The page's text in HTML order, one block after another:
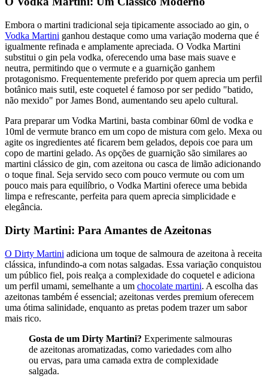
Embora o martini tradicional seja tipicamente associado ao gin, o
Vodka Martini ganhou destaque como uma variação moderna que é
igualmente refinada e amplamente apreciada. O Vodka Martini
substitui o gin pela vodka, oferecendo uma base mais suave e
neutra, permitindo que o vermute e a guarnição ganhem
protagonismo. Frequentemente preferido por quem aprecia um perfil
botânico mais sutil, este coquetel é famoso por ser pedido "batido,
não mexido" por James Bond, aumentando seu apelo cultural.
Para preparar um Vodka Martini, basta combinar 60ml de vodka e
10ml de vermute branco em um copo de mistura com gelo. Mexa ou
agite os ingredientes até ficarem bem gelados, depois coe para um
copo de martini gelado. As opções de guarnição são similares ao
martini clássico de gin, com azeitona ou casca de limão adicionando
o toque final. Seja servido seco com pouco vermute ou com um
pouco mais para equilíbrio, o Vodka Martini oferece uma bebida
limpa e refrescante, perfeita para quem aprecia simplicidade e
elegância.
Dirty Martini: Para Amantes de Azeitonas
O Dirty Martini adiciona um toque de salmoura de azeitona à receita
clássica, infundindo-a com notas salgadas. Essa variação conquistou
um público fiel, pois realça a complexidade do coquetel e adiciona
um perfil umami, semelhante a um chocolate martini. A escolha das
azeitonas também é essencial; azeitonas verdes premium oferecem
uma ótima salinidade, enquanto as pretas podem trazer um sabor
mais rico.
Gosta de um Dirty Martini? Experimente salmouras
de azeitonas aromatizadas, como variedades com alho
ou ervas, para uma camada extra de complexidade
salgada.